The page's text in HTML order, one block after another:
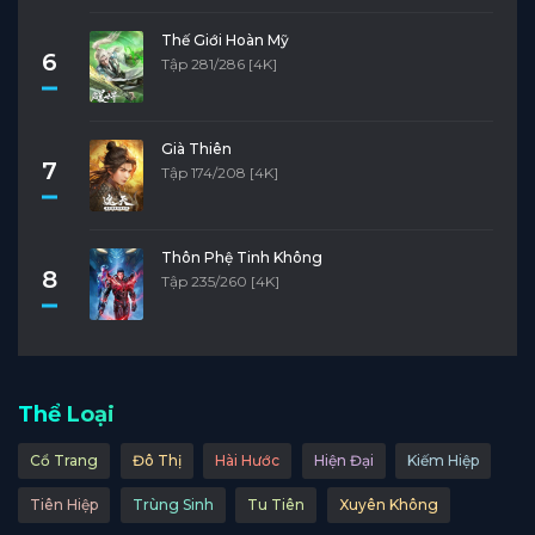
6
Thế Giới Hoàn Mỹ
Tập 281/286 [4K]
7
Già Thiên
Tập 174/208 [4K]
8
Thôn Phệ Tinh Không
Tập 235/260 [4K]
Thể Loại
Cổ Trang Đô Thị Hài Hước Hiện Đại Kiếm Hiệp
Tiên Hiệp Trùng Sinh Tu Tiên Xuyên Không